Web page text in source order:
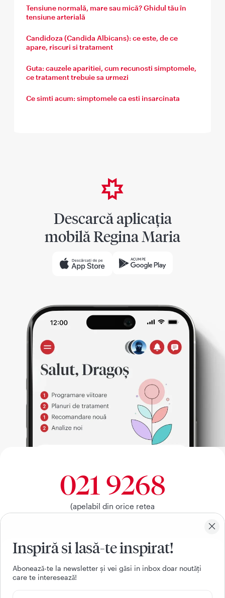
Inspiră si lasă-te inspirat!
Aboneazǎ-te la newsletter și vei gǎsi in inbox doar noutǎți
care te intereseazǎ!
Tensiune normală, mare sau mică? Ghidul tău în
tensiune arterială
Candidoza (Candida Albicans): ce este, de ce
apare, riscuri si tratament
Guta: cauzele aparitiei, cum recunosti simptomele,
ce tratament trebuie sa urmezi
Ce simti acum: simptomele ca esti insarcinata
Descarcă aplicația
mobilă Regina Maria
021 9268
(apelabil din orice retea